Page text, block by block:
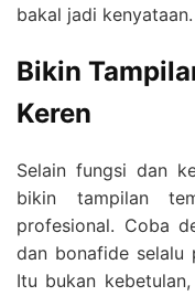
bakal jadi kenyataan.
Bikin
Keren
Selain fungsi dan
bikin tampilan
profesional. Coba
dan bonafide selalu
Itu bukan